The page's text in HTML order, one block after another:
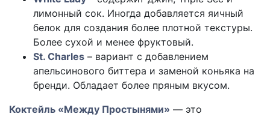
лимонный сок. Иногда добавляется яичный
белок для создания более плотной текстуры.
Более сухой и менее фруктовый.
St. Charles – вариант с добавлением
апельсинового биттера и заменой коньяка на
бренди. Обладает более пряным вкусом.
Коктейль «Между Простынями» — это